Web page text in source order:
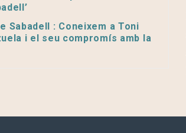
Sabadell : Coneixem a Toni
i el seu compromís amb la